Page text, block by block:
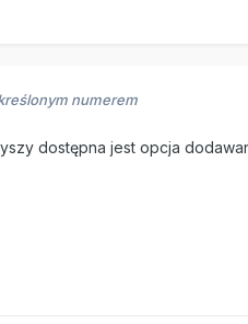
numerem
dostępna jest opcja